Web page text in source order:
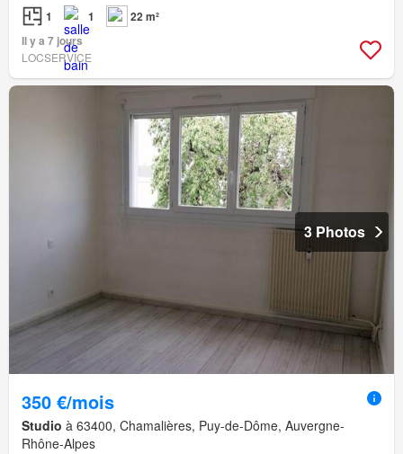
1 1
22 m²
Il y a 7 jours
LOCSERVICE
3 Photos
350 €/mois
Studio à 63400, Chamalières, Puy-de-Dôme, Auvergne-
Rhône-Alpes